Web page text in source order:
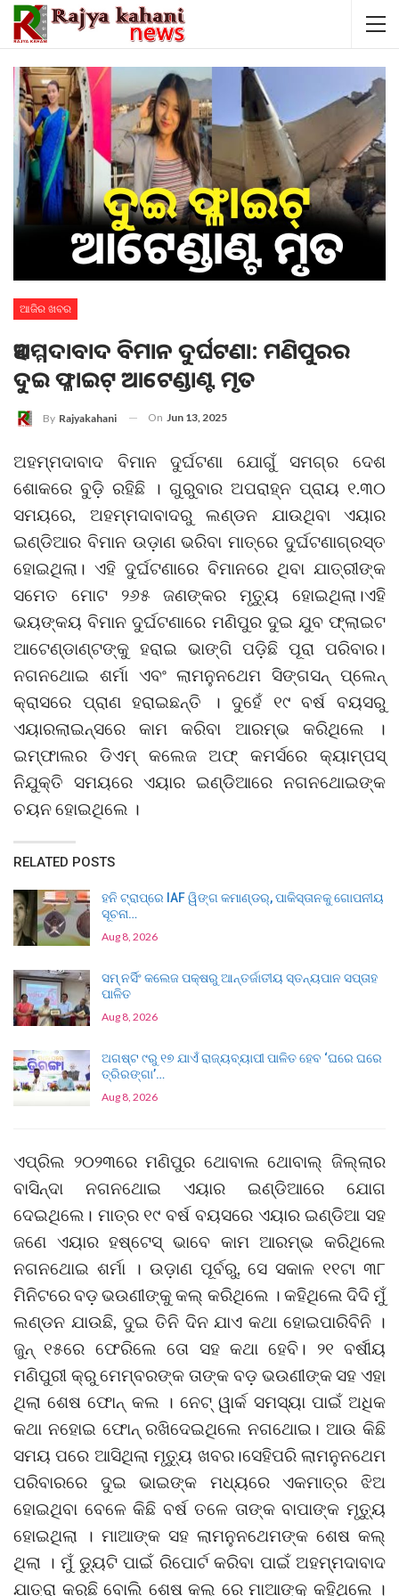
ଆଜିର ଖବର
ଅହମ୍ମଦାବାଦ ବିମାନ ଦୁର୍ଘଟଣା: ମଣିପୁରର
ଦୁଇ ଫ୍ଳାଇଟ୍ ଆଟେଣ୍ଡାଣ୍ଟ ମୃତ
By Rajyakahani On Jun 13, 2025
ଅହମ୍ମଦାବାଦ ବିମାନ ଦୁର୍ଘଟଣା ଯୋଗୁଁ ସମଗ୍ର ଦେଶ
ଶୋକରେ ବୁଡ଼ି ରହିଛି । ଗୁରୁବାର ଅପରାହ୍ନ ପ୍ରାୟ ୧.୩୦
ସମୟରେ, ଅହମ୍ମଦାବାଦରୁ ଲଣ୍ଡନ ଯାଉଥିବା ଏୟାର
ଇଣ୍ଡିଆର ବିମାନ ଉଡ଼ାଣ ଭରିବା ମାତ୍ରେ ଦୁର୍ଘଟଣାଗ୍ରସ୍ତ
ହୋଇଥିଲା। ଏହି ଦୁର୍ଘଟଣାରେ ବିମାନରେ ଥିବା ଯାତ୍ରୀଙ୍କ
ସମେତ ମୋଟ ୨୬୫ ଜଣଙ୍କର ମୃତ୍ୟୁ ହୋଇଥିଲା।ଏହି
ଭୟଙ୍କୟ ବିମାନ ଦୁର୍ଘଟଣାରେ ମଣିପୁର ଦୁଇ ଯୁବ ଫ୍ଲାଇଟ
ଆଟେଣ୍ଡାଣ୍ଟଙ୍କୁ ହରାଇ ଭାଙ୍ଗି ପଡ଼ିଛି ପୂରା ପରିବାର।
ନଗନଥୋଇ ଶର୍ମା ଏବଂ ଲାମନୁନଥେମ ସିଙ୍ଗସନ୍ ପ୍ଲେନ୍
କ୍ରାସରେ ପ୍ରାଣ ହରାଇଛନ୍ତି । ଦୁହେଁ ୧୯ ବର୍ଷ ବୟସରୁ
ଏୟାରଲାଇନ୍ସରେ କାମ କରିବା ଆରମ୍ଭ କରିଥିଲେ ।
ଇମ୍ଫାଲର ଡିଏମ୍ କଲେଜ ଅଫ୍ କମର୍ସରେ କ୍ୟାମ୍ପସ୍
ନିଯୁକ୍ତି ସମୟରେ ଏୟାର ଇଣ୍ଡିଆରେ ନଗନଥୋଇଙ୍କ
ଚୟନ ହୋଇଥିଲେ ।
RELATED POSTS
ହନି ଟ୍ରାପ୍‌ରେ IAF ୱିଙ୍ଗ କମାଣ୍ଡର୍, ପାକିସ୍ତାନକୁ ଗୋପନୀୟ
ସୂଚନା…
Aug 8, 2026
ସମ୍ ନର୍ସିଂ କଲେଜ ପକ୍ଷରୁ ଆନ୍ତର୍ଜାତୀୟ ସ୍ତନ୍ୟପାନ ସପ୍ତାହ
ପାଳିତ
Aug 8, 2026
ଅଗଷ୍ଟ ୯ରୁ ୧୭ ଯାଏଁ ରାଜ୍ୟବ୍ୟାପୀ ପାଳିତ ହେବ ‘ଘରେ ଘରେ
ତ୍ରିରଙ୍ଗା’…
Aug 8, 2026
ଏପ୍ରିଲ ୨୦୨୩ରେ ମଣିପୁର ଥୋବାଲ ଥୋବାଲ୍ ଜିଲ୍ଲାର
ବାସିନ୍ଦା ନଗନଥୋଇ ଏୟାର ଇଣ୍ଡିଆରେ ଯୋଗ
ଦେଇଥିଲେ। ମାତ୍ର ୧୯ ବର୍ଷ ବୟସରେ ଏୟାର ଇଣ୍ଡିଆ ସହ
ଜଣେ ଏୟାର ହଷ୍ଟେସ୍ ଭାବେ କାମ ଆରମ୍ଭ କରିଥିଲେ
ନଗନଥୋଇ ଶର୍ମା । ଉଡ଼ାଣ ପୂର୍ବରୁ, ସେ ସକାଳ ୧୧ଟା ୩୮
ମିନିଟରେ ବଡ଼ ଭଉଣୀଙ୍କୁ କଲ୍ କରିଥିଲେ । କହିଥିଲେ ଦିଦି ମୁଁ
ଲଣ୍ଡନ ଯାଉଛି, ଦୁଇ ତିନି ଦିନ ଯାଏ କଥା ହୋଇପାରିବିନି ।
ଜୁନ୍ ୧୫ରେ ଫେରିଲେ ତୋ ସହ କଥା ହେବି। ୨୧ ବର୍ଷୀୟ
ମଣିପୁରୀ କ୍ରୁ ମେମ୍ବରଙ୍କ ତାଙ୍କ ବଡ଼ ଭଉଣୀଙ୍କ ସହ ଏହା
ଥିଲା ଶେଷ ଫୋନ୍ କଲ । ନେଟ୍ ୱାର୍କ ସମସ୍ୟା ପାଇଁ ଅଧିକ
କଥା ନହୋଇ ଫୋନ୍ ରଖିଦେଇଥିଲେ ନଗଥୋଇ। ଆଉ କିଛି
ସମୟ ପରେ ଆସିଥିଲା ମୃତ୍ୟୁ ଖବର।ସେହିପରି ଲାମନୁନଥେମ
ପରିବାରରେ ଦୁଇ ଭାଇଙ୍କ ମଧ୍ୟରେ ଏକମାତ୍ର ଝିଅ
ହୋଇଥିବା ବେଳେ କିଛି ବର୍ଷ ତଳେ ତାଙ୍କ ବାପାଙ୍କ ମୃତ୍ୟୁ
ହୋଇଥିଲା । ମାଆଙ୍କ ସହ ଲାମନୁନଥେମଙ୍କ ଶେଷ କଲ୍
ଥିଲା । ମୁଁ ଡ୍ୟୁଟି ପାଇଁ ରିପୋର୍ଟ କରିବା ପାଇଁ ଅହମ୍ମଦାବାଦ
ଯାତ୍ରା କରୁଛି ବୋଲି ଶେଷ କଲ୍ ରେ ମାଆଙ୍କୁ କହିଥିଲେ ।